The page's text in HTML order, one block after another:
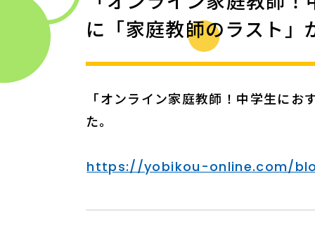
に「家庭教師のラスト」
「オンライン家庭教師！中学生に
た。
https://yobikou-online.com/